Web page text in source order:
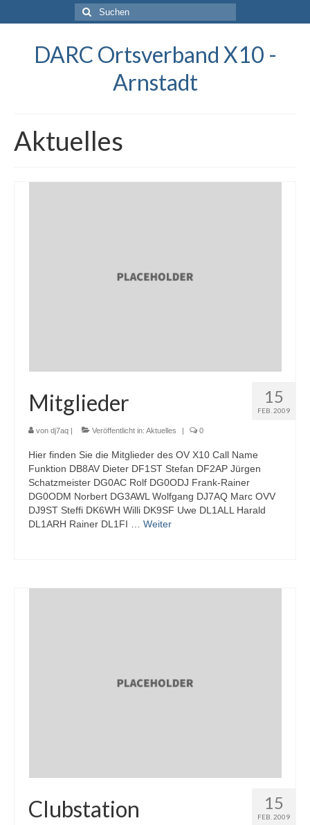
Suchen
nach:
DARC Ortsverband X10 -
Arnstadt
Aktuelles
15
FEB. 2009
Mitglieder
von dj7aq | Veröffentlicht in: Aktuelles | 0
Hier finden Sie die Mitglieder des OV X10 Call Name
Funktion DB8AV Dieter DF1ST Stefan DF2AP Jürgen
Schatzmeister DG0AC Rolf DG0ODJ Frank-Rainer
DG0ODM Norbert DG3AWL Wolfgang DJ7AQ Marc OVV
DJ9ST Steffi DK6WH Willi DK9SF Uwe DL1ALL Harald
DL1ARH Rainer DL1FI … Weiter
15
FEB. 2009
Clubstation